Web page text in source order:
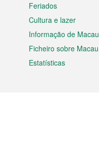
Feriados
Cultura e lazer
Informação de Macau
Ficheiro sobre Macau
Estatísticas